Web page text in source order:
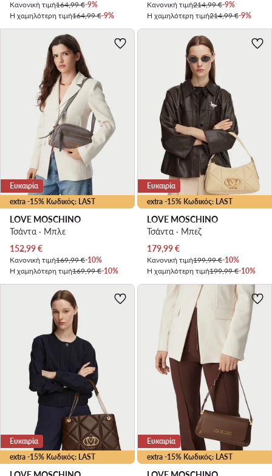
Κανονική τιμή164,99 €-9%
Η χαμηλότερη τιμή164,99 €-9%
Κανονική τιμή214,99 €-9%
Η χαμηλότερη τιμή214,99 €-9%
extra -15% Κωδικός: LAST
Ευκαιρία
LOVE MOSCHINO
Τσάντα · Μπλε
Τρέχουσα τιμή
152,99€
Κανονική τιμή169,99 €-10%
Η χαμηλότερη τιμή169,99 €-10%
extra -15% Κωδικός: LAST
Ευκαιρία
LOVE MOSCHINO
Τσάντα · Μπεζ
Τρέχουσα τιμή
179,99€
Κανονική τιμή199,99 €-10%
Η χαμηλότερη τιμή199,99 €-10%
extra -15% Κωδικός: LAST
Ευκαιρία
extra -15% Κωδικός: LAST
Ευκαιρία